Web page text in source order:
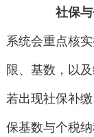
社保
系统会重点核
限、基数，以
若出现社保补
保基数与个税